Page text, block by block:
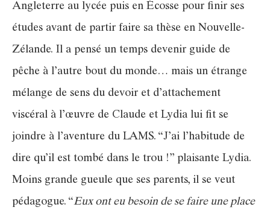
Angleterre au lycée puis en Écosse pour finir ses
études avant de partir faire sa thèse en Nouvelle-
Zélande. Il a pensé un temps devenir guide de
pêche à l’autre bout du monde… mais un étrange
mélange de sens du devoir et d’attachement
viscéral à l’œuvre de Claude et Lydia lui fit se
joindre à l’aventure du LAMS. “J’ai l’habitude de
dire qu’il est tombé dans le trou !” plaisante Lydia.
Moins grande gueule que ses parents, il se veut
pédagogue. “Eux ont eu besoin de se faire une place